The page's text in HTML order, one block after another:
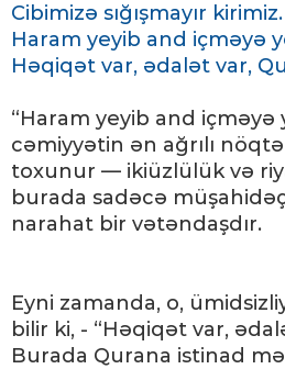
Cibimizə sığışmayır kirimiz.
Haram yeyib and içməyə
Həqiqət var, ədalət var,
“Haram yeyib and içməyə
cəmiyyətin ən ağrılı
toxunur — ikiüzlülük və
burada sadəcə
narahat bir vətəndaşdır.
Eyni zamanda, o,
bilir ki, - “Həqiqət var,
Burada Qurana istinad